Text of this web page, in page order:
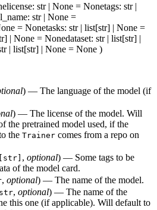
license: str | None = Nonetags: str |
: str | None =
= Nonetasks: str | list[str] | None =
| None = Nonedataset: str | list[str] |
| list[str] | None = None )
) — The language of the model (if
) — The license of the model. Will
the pretrained model used, if the
the Trainer comes from a repo on
, optional) — Some tags to be
of the model card.
, optional) — The name of the model.
str, optional) — The name of the
this one (if applicable). Will default to